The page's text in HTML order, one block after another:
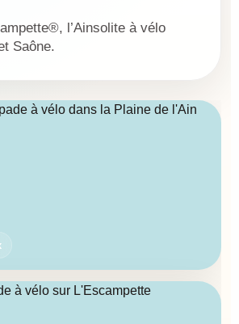
l’Ainsolite à vélo
Saône.